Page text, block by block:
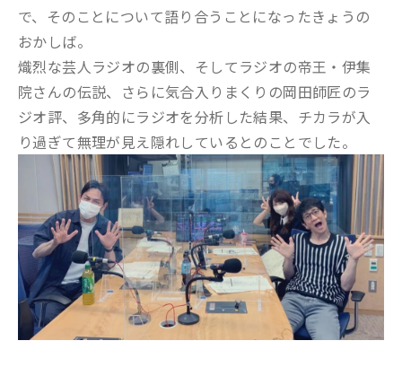
で、そのことについて語り合うことになったきょうの
おかしば。
熾烈な芸人ラジオの裏側、そしてラジオの帝王・伊集
院さんの伝説、さらに気合入りまくりの岡田師匠のラ
ジオ評、多角的にラジオを分析した結果、チカラが入
り過ぎて無理が見え隠れしているとのことでした。